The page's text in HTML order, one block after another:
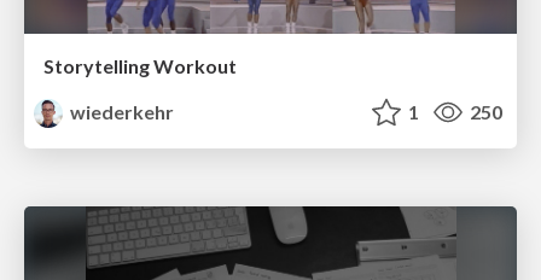
Storytelling Workout
wiederkehr
1 250